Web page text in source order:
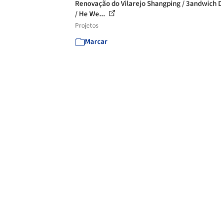
Renovação do Vilarejo Shangping / 3andwich
/ He We...
Projetos
Marcar